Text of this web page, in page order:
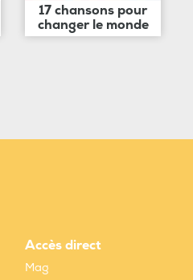
17 chansons pour
changer le monde
Accès direct
Mag